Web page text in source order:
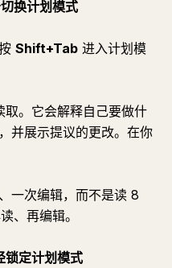
换计划模式
Shift+Tab 进入计划模
。它会解释自己要做什
并展示提议的更改。在你
一次编辑，而不是读 8
、再编辑。
锁定计划模式